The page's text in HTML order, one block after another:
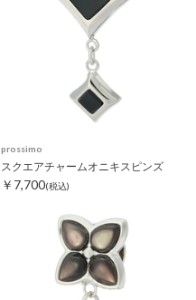
prossimo
スクエアチャームオニキスピンズ
￥7,700(税込)